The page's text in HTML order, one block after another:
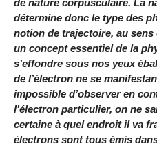
détermine donc le type des
notion de trajectoire, au
un concept essentiel de la
s’effondre sous nos yeux
de l’électron ne se
impossible d’observer en
l’électron particulier, on ne
certaine à quel endroit il va
électrons sont tous émis